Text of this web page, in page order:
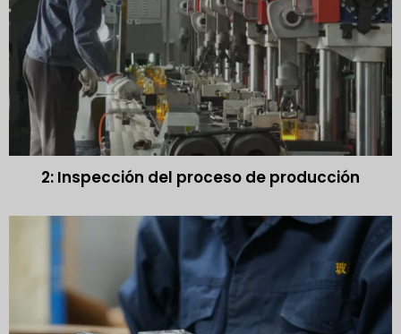
2: Inspección del proceso de producción